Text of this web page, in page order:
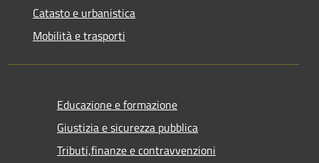
Catasto e urbanistica
Mobilità e trasporti
Educazione e formazione
Giustizia e sicurezza pubblica
Tributi,finanze e contravvenzioni